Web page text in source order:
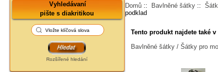
Vyhledávaní
pište s diakritikou
Rozšířené hledání
Domů :: Bavlněné šátky ::
podklad
Tento produkt najdete také
Bavlněné šátky / Šátky pro